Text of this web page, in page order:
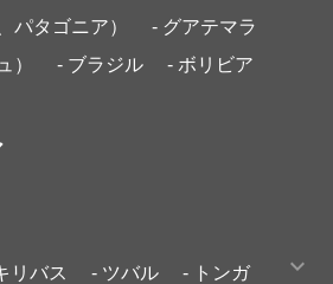
パタゴニア）
- グアテマラ
）
- ブラジル
- ボリビア
リバス - ツバル
- トンガ